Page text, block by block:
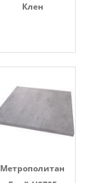
Клен
Метрополитан